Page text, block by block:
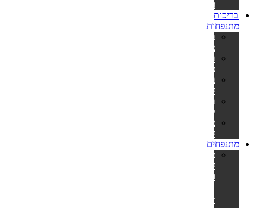
ומתכלים
בריכות
מתנפחות
בריכות
מתנפחות
בריכות
פעילות
בריכות
לפעוטות
בריכות
קשיחות
משאבות
לניפוח
מתנפחים
מתנפחים
למסיבות
ואירועים
🎊
⭐